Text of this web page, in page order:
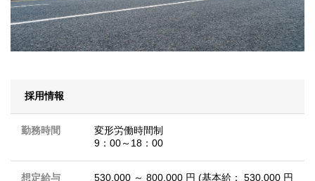
採用情報
勤務時間
変形労働時間制
9：00～18：00
想定給与 530,000 ～ 800,000 円 (基本給： 530,000 円